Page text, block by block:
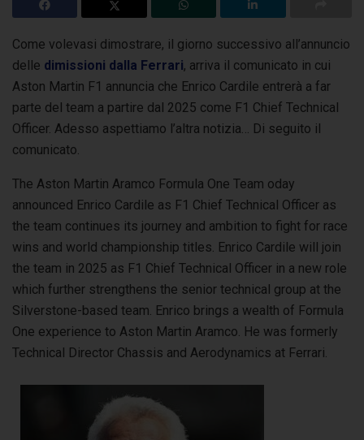
Come volevasi dimostrare, il giorno successivo all’annuncio
delle dimissioni dalla Ferrari, arriva il comunicato in cui
Aston Martin F1 annuncia che Enrico Cardile entrerà a far
parte del team a partire dal 2025 come F1 Chief Technical
Officer. Adesso aspettiamo l’altra notizia… Di seguito il
comunicato.
The Aston Martin Aramco Formula One Team oday
announced Enrico Cardile as F1 Chief Technical Officer as
the team continues its journey and ambition to fight for race
wins and world championship titles. Enrico Cardile will join
the team in 2025 as F1 Chief Technical Officer in a new role
which further strengthens the senior technical group at the
Silverstone-based team. Enrico brings a wealth of Formula
One experience to Aston Martin Aramco. He was formerly
Technical Director Chassis and Aerodynamics at Ferrari.